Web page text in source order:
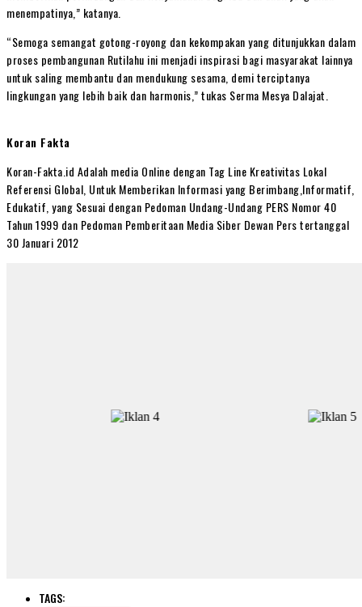
menempatinya,” katanya.
“Semoga semangat gotong-royong dan kekompakan yang ditunjukkan dalam
proses pembangunan Rutilahu ini menjadi inspirasi bagi masyarakat lainnya
untuk saling membantu dan mendukung sesama, demi terciptanya
lingkungan yang lebih baik dan harmonis,” tukas Serma Mesya Dalajat.
Koran Fakta
Koran-Fakta.id Adalah media Online dengan Tag Line Kreativitas Lokal
Referensi Global, Untuk Memberikan Informasi yang Berimbang,Informatif,
Edukatif, yang Sesuai dengan Pedoman Undang-Undang PERS Nomor 40
Tahun 1999 dan Pedoman Pemberitaan Media Siber Dewan Pers tertanggal
30 Januari 2012
TAGS: